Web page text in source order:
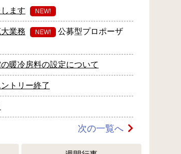
ます NEW!
業務 NEW!
公募型プロポーザ
暖冷房料の設定について
トリー終了
次の一覧へ